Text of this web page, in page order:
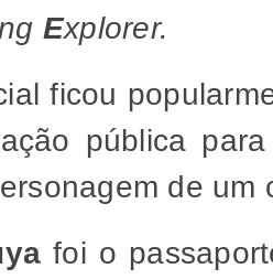
Explorer.
ficou
pública
de
foi o